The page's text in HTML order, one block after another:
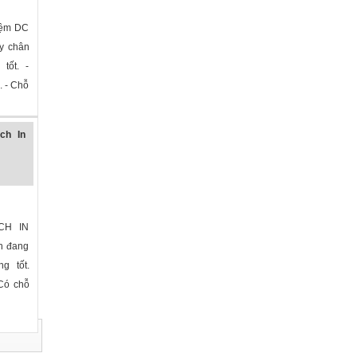
DC
chân
tốt. -
- Chỗ
In
IN
đang
tốt.
chỗ